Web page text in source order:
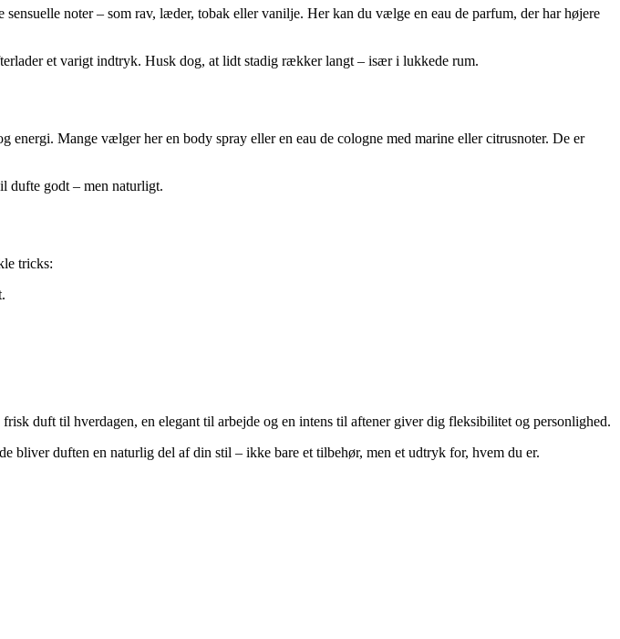
noter – som rav, læder, tobak eller vanilje. Her kan du vælge en eau de parfum, der har højere
et varigt indtryk. Husk dog, at lidt stadig rækker langt – især i lukkede rum.
Mange vælger her en body spray eller en eau de cologne med marine eller citrusnoter. De er
dufte godt – men naturligt.
tricks:
duft til hverdagen, en elegant til arbejde og en intens til aftener giver dig fleksibilitet og personlighed.
bliver duften en naturlig del af din stil – ikke bare et tilbehør, men et udtryk for, hvem du er.